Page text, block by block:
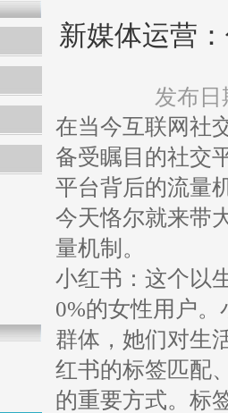
新媒体运营
发布
在当今互联网社
备受瞩目的社交
平台背后的流量
今天恪尔就来带
量机制。
小红书：这个以
0%的女性用户
群体，她们对生
红书的标签匹配
的重要方式。标